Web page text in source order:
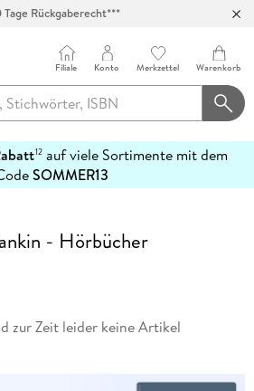
Tage Rückgaberecht***
Filiale Konto Merkzettel Warenkorb
12auf viele Sortimente mit dem
SOMMER13
- Hörbücher
zur Zeit leider keine Artikel